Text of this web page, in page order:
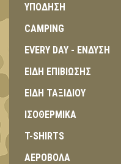
ΥΠΟΔΗΣΗ
CAMPING
EVERY DAY - ΕΝΔΥΣΗ
ΕΙΔΗ ΕΠΙΒΙΩΣΗΣ
ΕΙΔΗ ΤΑΞΙΔΙΟΥ
ΙΣΟΘΕΡΜΙΚΑ
T-SHIRTS
ΑΕΡΟΒΟΛΑ